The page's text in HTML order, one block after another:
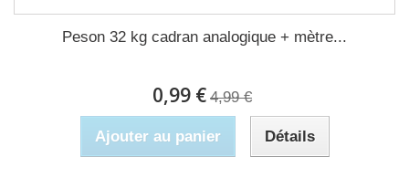
Peson 32 kg cadran analogique + mètre...
0,99 € 4,99 €
Ajouter au panier Détails